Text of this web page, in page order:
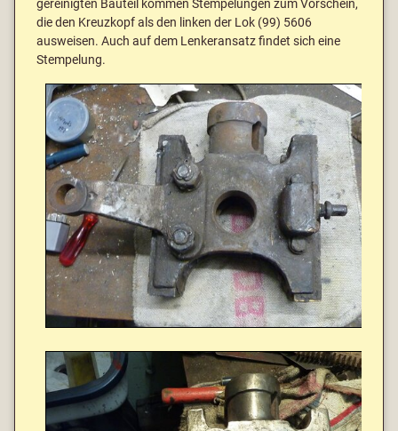
gereinigten Bauteil kommen Stempelungen zum Vorschein,
die den Kreuzkopf als den linken der Lok (99) 5606
ausweisen. Auch auf dem Lenkeransatz findet sich eine
Stempelung.